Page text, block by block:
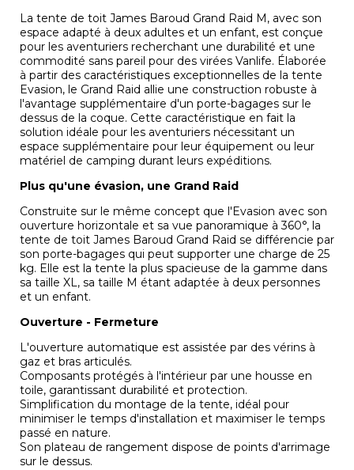
La tente de toit James Baroud Grand Raid M, avec son
espace adapté à deux adultes et un enfant, est conçue
pour les aventuriers recherchant une durabilité et une
commodité sans pareil pour des virées Vanlife. Élaborée
à partir des caractéristiques exceptionnelles de la tente
Evasion, le Grand Raid allie une construction robuste à
l'avantage supplémentaire d'un porte-bagages sur le
dessus de la coque. Cette caractéristique en fait la
solution idéale pour les aventuriers nécessitant un
espace supplémentaire pour leur équipement ou leur
matériel de camping durant leurs expéditions.
Plus qu'une évasion, une Grand Raid
Construite sur le même concept que l'Evasion avec son
ouverture horizontale et sa vue panoramique à 360°, la
tente de toit James Baroud Grand Raid se différencie par
son porte-bagages qui peut supporter une charge de 25
kg. Elle est la tente la plus spacieuse de la gamme dans
sa taille XL, sa taille M étant adaptée à deux personnes
et un enfant.
Ouverture - Fermeture
L'ouverture automatique est assistée par des vérins à
gaz et bras articulés.
Composants protégés à l'intérieur par une housse en
toile, garantissant durabilité et protection.
Simplification du montage de la tente, idéal pour
minimiser le temps d'installation et maximiser le temps
passé en nature.
Son plateau de rangement dispose de points d'arrimage
sur le dessus.